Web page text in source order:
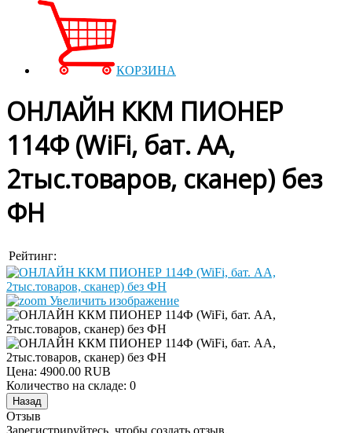
КОРЗИНА
ОНЛАЙН ККМ ПИОНЕР
114Ф (WiFi, бат. АА,
2тыс.товаров, сканер) без
ФН
Рейтинг:
Увеличить изображение
Цена: 4900.00 RUB
Количество на складе: 0
Отзыв
Зарегистрируйтесь, чтобы создать отзыв.